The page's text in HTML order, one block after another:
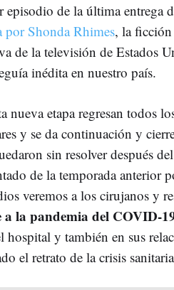
episodio de la última entrega
por Shonda Rhimes, la ficción
de la televisión de Estados
inédita en nuestro país.
nueva etapa regresan todos
y se da continuación y
sin resolver después
de la temporada anterior
veremos a los cirujanos y
a la pandemia del COVID-
hospital y también en sus
el retrato de la crisis